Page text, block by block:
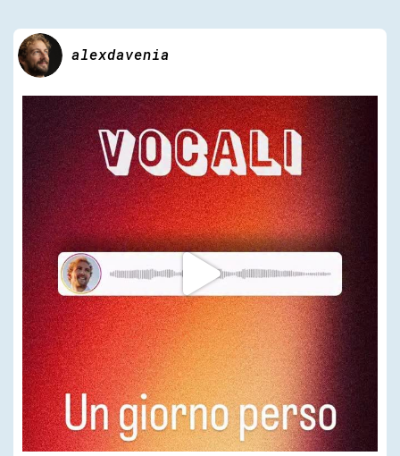
alexdavenia